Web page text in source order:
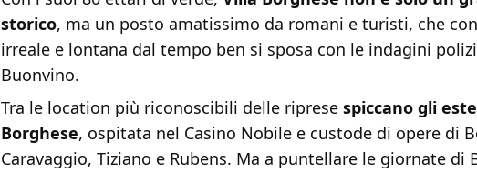
storico, ma un posto amatissimo da romani e turisti, che
irreale e lontana dal tempo ben si sposa con le indagini
Buonvino.
Tra le location più riconoscibili delle riprese spiccano gli
Borghese, ospitata nel Casino Nobile e custode di opere di
Caravaggio, Tiziano e Rubens. Ma a puntellare le giornate di